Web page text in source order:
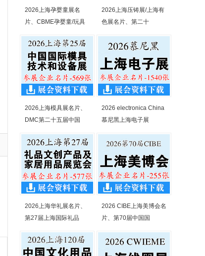
2026上海孕婴童展名
片、CBME孕婴童/玩具
2026上海压铸展/上海有
色展名片、第二十
2026上海模具展名片、
DMC第二十五届中国
2026 electronica China
慕尼黑上海电子展
2026上海华礼展名片、
第27届上海国际礼品
2026 CIBE上海美博会名
片、第70届中国国